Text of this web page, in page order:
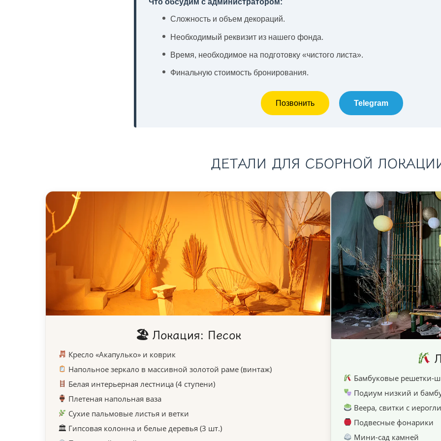
Что обсудим с администратором:
Сложность и объем декораций.
Необходимый реквизит из нашего фонда.
Время, необходимое на подготовку «чистого листа».
Финальную стоимость бронирования.
Позвонить Telegram
ДЕТАЛИ ДЛЯ СБОРНОЙ
🏖 Локация: Песок
Кресло «Акапулько» и коврик
Напольное зеркало в массивной золотой раме (винтаж)
Белая интерьерная лестница (4 ступени)
Плетеная напольная ваза
Сухие пальмовые листья и ветки
🏛 Гипсовая колонна и белые деревья (3 шт.)
Бамбуковые решетки-
Подиум низкий и
Веера, свитки с
Подвесные фонарики
Мини-сад камней